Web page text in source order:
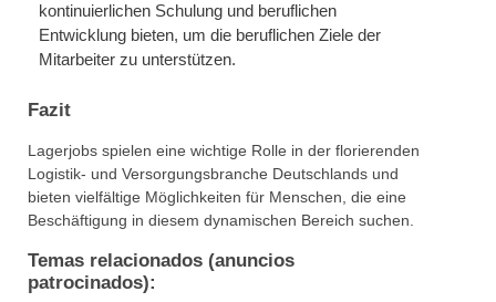
kontinuierlichen Schulung und beruflichen
Entwicklung bieten, um die beruflichen Ziele der
Mitarbeiter zu unterstützen.
Fazit
Lagerjobs spielen eine wichtige Rolle in der florierenden
Logistik- und Versorgungsbranche Deutschlands und
bieten vielfältige Möglichkeiten für Menschen, die eine
Beschäftigung in diesem dynamischen Bereich suchen.
Temas relacionados (anuncios
patrocinados):